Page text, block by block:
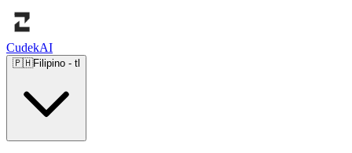
CudekAI
🇵🇭Filipino - tl